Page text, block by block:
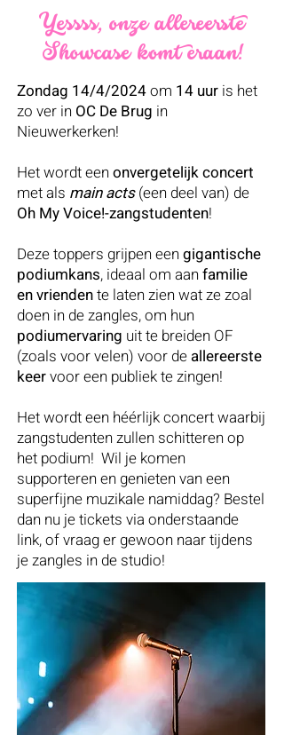
Yessss, onze allereerste
Showcase komt eraan!
Zondag 14/4/2024om 14 uur is het
zo ver in OC De Brug in
Nieuwerkerken!
Het wordt een onvergetelijk concert
met als main acts(een deel van) de
Oh My Voice!-zangstudenten!
Deze toppers grijpen een gigantische
podiumkans, ideaal om aan familie
en vriendente laten zien wat ze zoal
doen in de zangles, om hun
podiumervaring uit te breiden OF
(zoals voor velen) voor de allereerste
keervoor een publiek te zingen!
Het wordt een héérlijk concert waarbij
zangstudenten zullen schitteren op
het podium! Wil je komen
supporteren en genieten van een
superfijne muzikale namiddag? Bestel
dan nu je tickets via onderstaande
link, of vraag er gewoon naar tijdens
je zangles in de studio!